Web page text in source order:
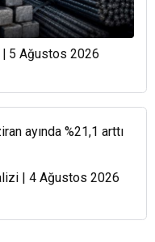
| 5 Ağustos 2026
ayında %21,1 arttı
| 4 Ağustos 2026